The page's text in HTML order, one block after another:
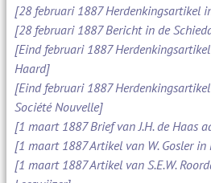
[28 februari 1887 Herdenkingsartikel
[28 februari 1887 Bericht in de
[Eind februari 1887
Haard]
[Eind februari 1887
Société Nouvelle]
[1 maart 1887 Brief van J.H. de Haas
[1 maart 1887 Artikel van W. Gosler in
[1 maart 1887 Artikel van S.E.W.